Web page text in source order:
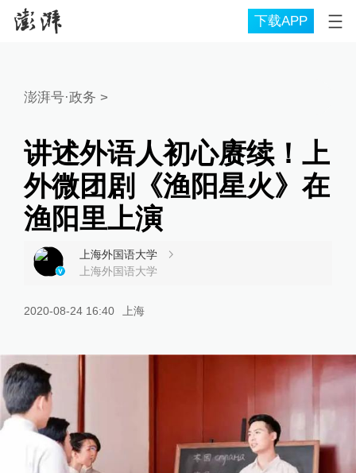
下载APP
澎湃号·政务 >
讲述外语人初心赓续！上
外微团剧《渔阳星火》在
渔阳里上演
上海外国语大学
上海外国语大学
2020-08-24 16:40 上海